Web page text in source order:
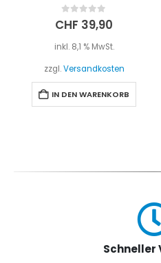
0out of 5
CHF 39,90
inkl. 8,1 % MwSt.
zzgl.Versandkosten
IN DEN WARENKORB
Schneller